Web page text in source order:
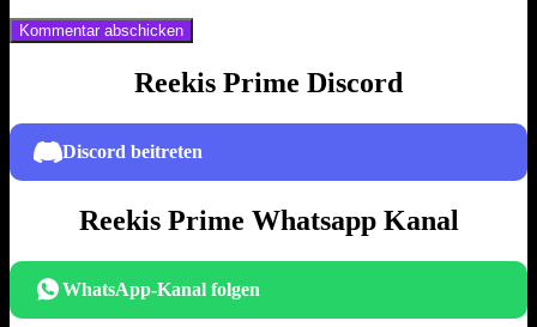
Reekis Prime Discord
Discord beitreten
Reekis Prime Whatsapp Kanal
WhatsApp-Kanal folgen